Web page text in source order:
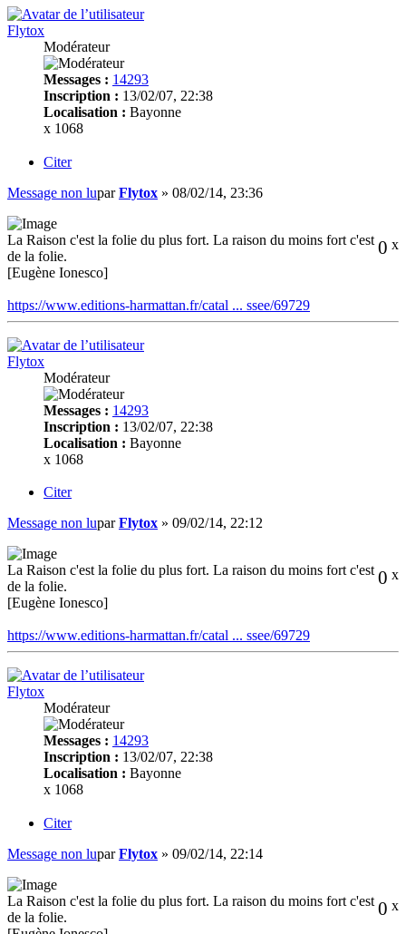
Flytox
Modérateur
Messages : 14293
Inscription : 13/02/07, 22:38
Localisation : Bayonne
x 1068
Citer
Message non luparFlytox » 08/02/14, 23:36
0 x
La Raison c'est la folie du plus fort. La raison du moins fort c'est
de la folie.
[Eugène Ionesco]
https://www.editions-harmattan.fr/catal ... ssee/69729
Flytox
Modérateur
Messages : 14293
Inscription : 13/02/07, 22:38
Localisation : Bayonne
x 1068
Citer
Message non luparFlytox » 09/02/14, 22:12
0 x
La Raison c'est la folie du plus fort. La raison du moins fort c'est
de la folie.
[Eugène Ionesco]
https://www.editions-harmattan.fr/catal ... ssee/69729
Flytox
Modérateur
Messages : 14293
Inscription : 13/02/07, 22:38
Localisation : Bayonne
x 1068
Citer
Message non luparFlytox » 09/02/14, 22:14
0 x
La Raison c'est la folie du plus fort. La raison du moins fort c'est
de la folie.